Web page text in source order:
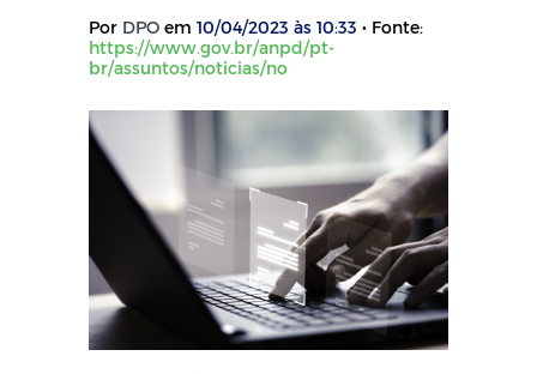
Por DPO em 10/04/2023 às 10:33 • Fonte:
https://www.gov.br/anpd/pt-
br/assuntos/noticias/no